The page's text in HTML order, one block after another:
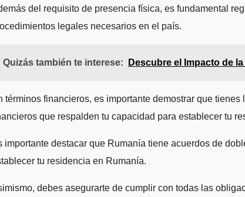
del requisito de presencia física, es fundamental
legales necesarios en el país.
Quizás también te interese: Descubre el Impacto de
términos financieros, es importante demostrar que
que respalden tu capacidad para establecer tu
importante destacar que Rumanía tiene acuerdos de
tu residencia en Rumanía.
debes asegurarte de cumplir con todas las